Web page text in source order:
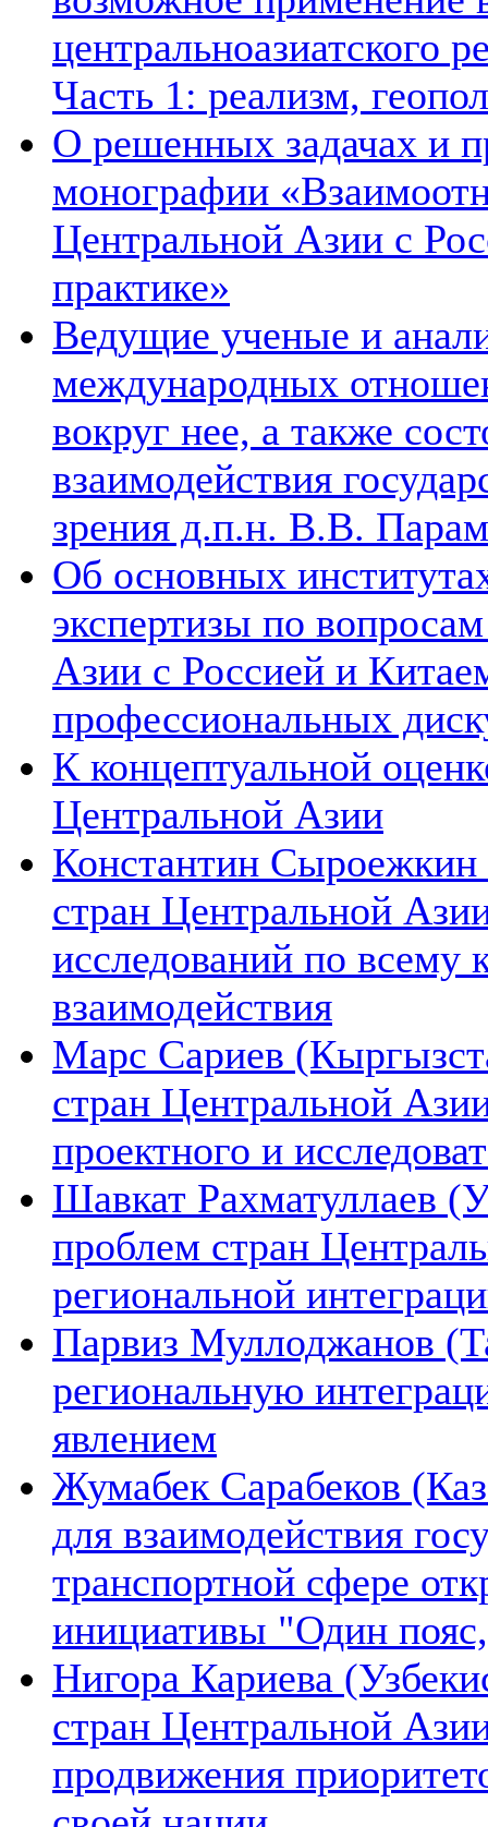
центральноазиатского
Часть 1: реализм,
О решенных задачах и
монографии
Центральной Азии с
практике»
Ведущие ученые и
международных
вокруг нее, а также
взаимодействия
зрения д.п.н. В.В.
Об основных
экспертизы по
Азии с Россией и
профессиональных
К концептуальной
Центральной Азии
Константин Сыроежкин
стран Центральной
исследований по всему
взаимодействия
Марс Сариев
стран Центральной
проектного и
Шавкат Рахматуллаев
проблем стран
региональной
Парвиз Муллоджанов
региональную
явлением
Жумабек Сарабеков
для взаимодействия
транспортной сфере
инициативы "Один
Нигора Кариева
стран Центральной
продвижения